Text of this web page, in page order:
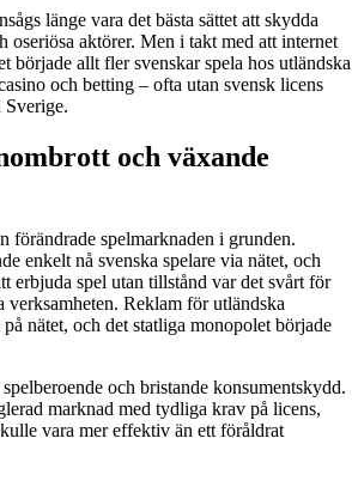
länge vara det bästa sättet att skydda
oseriösa aktörer. Men i takt med att internet
började allt fler svenskar spela hos utländska
och betting – ofta utan svensk licens
Sverige.
och växande
förändrade spelmarknaden i grunden.
enkelt nå svenska spelare via nätet, och
erbjuda spel utan tillstånd var det svårt för
verksamheten. Reklam för utländska
nätet, och det statliga monopolet började
och bristande konsumentskydd.
marknad med tydliga krav på licens,
vara mer effektiv än ett föråldrat